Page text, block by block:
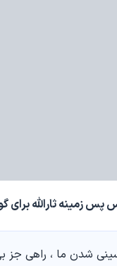
پس زمینه ثارالله برای
شدن ما ، راهی